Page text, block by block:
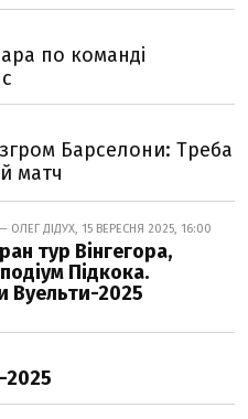
по команді
Барселони: Треба
матч
ОЛЕГ ДІДУХ, 15 ВЕРЕСНЯ 2025, 16:00
тур Вінгегора,
Підкока.
Вуельти-2025
2025